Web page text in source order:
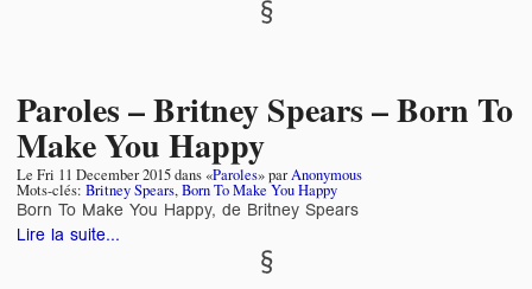
Paroles – Britney Spears – Born To
Make You Happy
Le Fri 11 December 2015dans «Paroles» parAnonymous
Mots-clés: Britney Spears,Born To Make You Happy
Born To Make You Happy, de Britney Spears
Lire la suite...